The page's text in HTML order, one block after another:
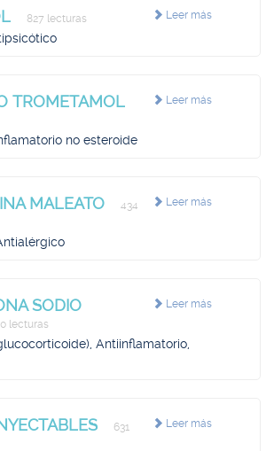
Leer más
827 lecturas
Leer más
TROMETAMOL
no esteroide
Leer más
MALEATO
434
Leer más
SODIO
lecturas
Antiinflamatorio,
Leer más
631